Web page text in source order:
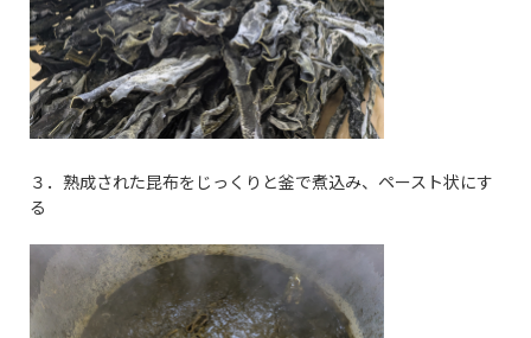
３．熟成された昆布をじっくりと釜で煮込み、ペースト状にす
る